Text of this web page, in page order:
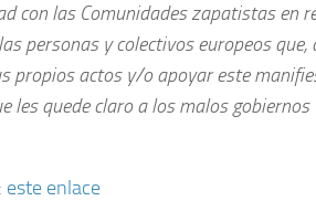
con las Comunidades zapatistas en
personas y colectivos europeos que,
propios actos y/o apoyar este
les quede claro a los malos gobiernos
este enlace